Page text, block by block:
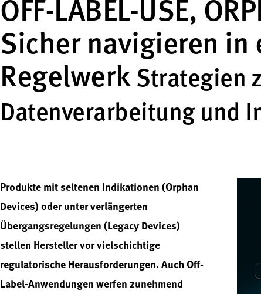
OFF-LABEL-USE,
Sicher navigieren in
Regelwerk Strategien
Datenverarbeitung und
Produkte mit seltenen Indikationen (Orphan
Devices) oder unter verlängerten
Übergangsregelungen (Legacy Devices)
stellen Hersteller vor vielschichtige
regulatorische Herausforderungen. Auch Off-
Label-Anwendungen werfen zunehmend